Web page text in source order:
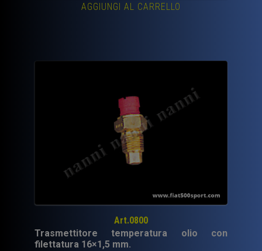
AGGIUNGI AL CARRELLO
Art.0800
Trasmettitore temperatura olio con
filettatura 16×1,5 mm.